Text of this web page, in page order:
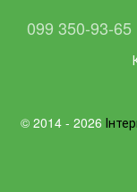
099 350-93-65
© 2014 - 2026